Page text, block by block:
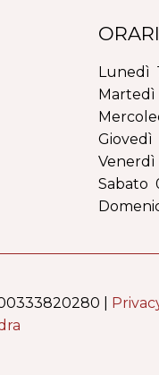
ORARI
Lunedì
Martedì
Giovedì
Venerdì
Sabato
|